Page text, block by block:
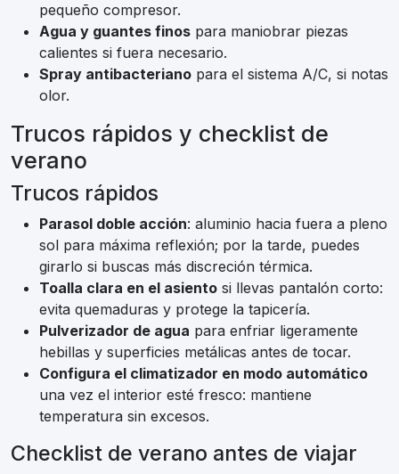
pequeño compresor.
Agua y guantes finos para maniobrar piezas
calientes si fuera necesario.
Spray antibacteriano para el sistema A/C, si notas
olor.
Trucos rápidos y checklist de
verano
Trucos rápidos
Parasol doble acción: aluminio hacia fuera a pleno
sol para máxima reflexión; por la tarde, puedes
girarlo si buscas más discreción térmica.
Toalla clara en el asiento si llevas pantalón corto:
evita quemaduras y protege la tapicería.
Pulverizador de agua para enfriar ligeramente
hebillas y superficies metálicas antes de tocar.
Configura el climatizador en modo automático
una vez el interior esté fresco: mantiene
temperatura sin excesos.
Checklist de verano antes de viajar